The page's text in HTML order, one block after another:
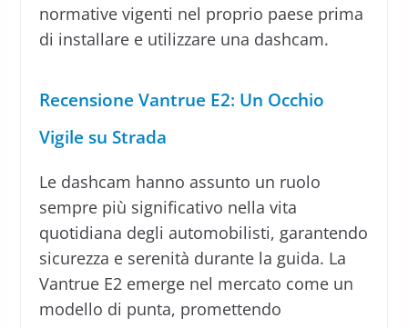
normative vigenti nel proprio paese prima
di installare e utilizzare una dashcam.
Recensione Vantrue E2: Un Occhio
Vigile su Strada
Le dashcam hanno assunto un ruolo
sempre più significativo nella vita
quotidiana degli automobilisti, garantendo
sicurezza e serenità durante la guida. La
Vantrue E2 emerge nel mercato come un
modello di punta, promettendo